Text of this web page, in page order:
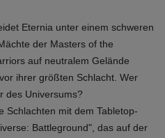
Eternia unter einem schweren
der Masters of the
auf neutralem Gelände
ihrer größten Schlacht. Wer
des Universums?
Schlachten mit dem Tabletop-
Battleground", das auf der